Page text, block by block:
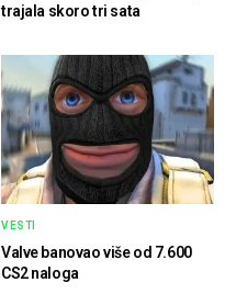
trajala skoro tri sata
VESTI
Valve banovao više od 7.600
CS2 naloga